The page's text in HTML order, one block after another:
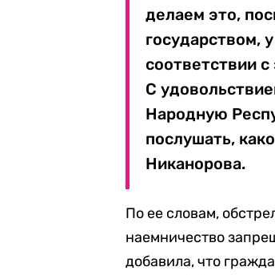
делаем это,
государством,
соответствии
С
Народную
послушать,
Никанорова.
По ее словам,
наемничество
добавила, что